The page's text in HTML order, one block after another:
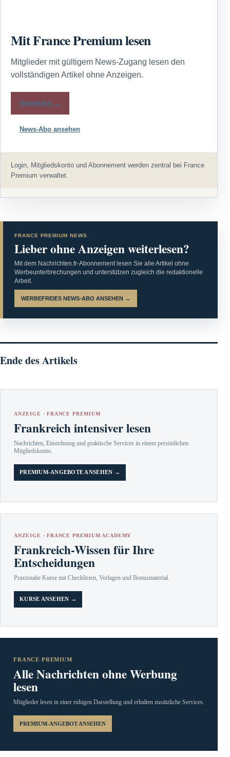
Mit France Premium lesen
Mitglieder mit gültigem News-Zugang lesen den
vollständigen Artikel ohne Anzeigen.
Anmelden →
News-Abo ansehen
Login, Mitgliedskonto und Abonnement werden zentral bei France
Premium verwaltet.
FRANCE PREMIUM NEWS
Lieber ohne Anzeigen weiterlesen?
Mit dem Nachrichten.fr-Abonnement lesen Sie alle Artikel ohne
Werbeunterbrechungen und unterstützen zugleich die redaktionelle
Arbeit.
WERBEFREIES NEWS-ABO ANSEHEN →
Ende des Artikels
ANZEIGE · FRANCE PREMIUM
Frankreich intensiver lesen
Nachrichten, Einordnung und praktische Services in einem persönlichen
Mitgliedskonto.
PREMIUM-ANGEBOTE ANSEHEN →
ANZEIGE · FRANCE PREMIUM ACADEMY
Frankreich-Wissen für Ihre
Entscheidungen
Praxisnahe Kurse mit Checklisten, Vorlagen und Bonusmaterial.
KURSE ANSEHEN →
FRANCE PREMIUM
Alle Nachrichten ohne Werbung
lesen
Mitglieder lesen in einer ruhigen Darstellung und erhalten zusätzliche Services.
PREMIUM-ANGEBOT ANSEHEN